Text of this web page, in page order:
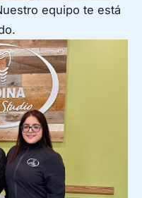
equipo te está